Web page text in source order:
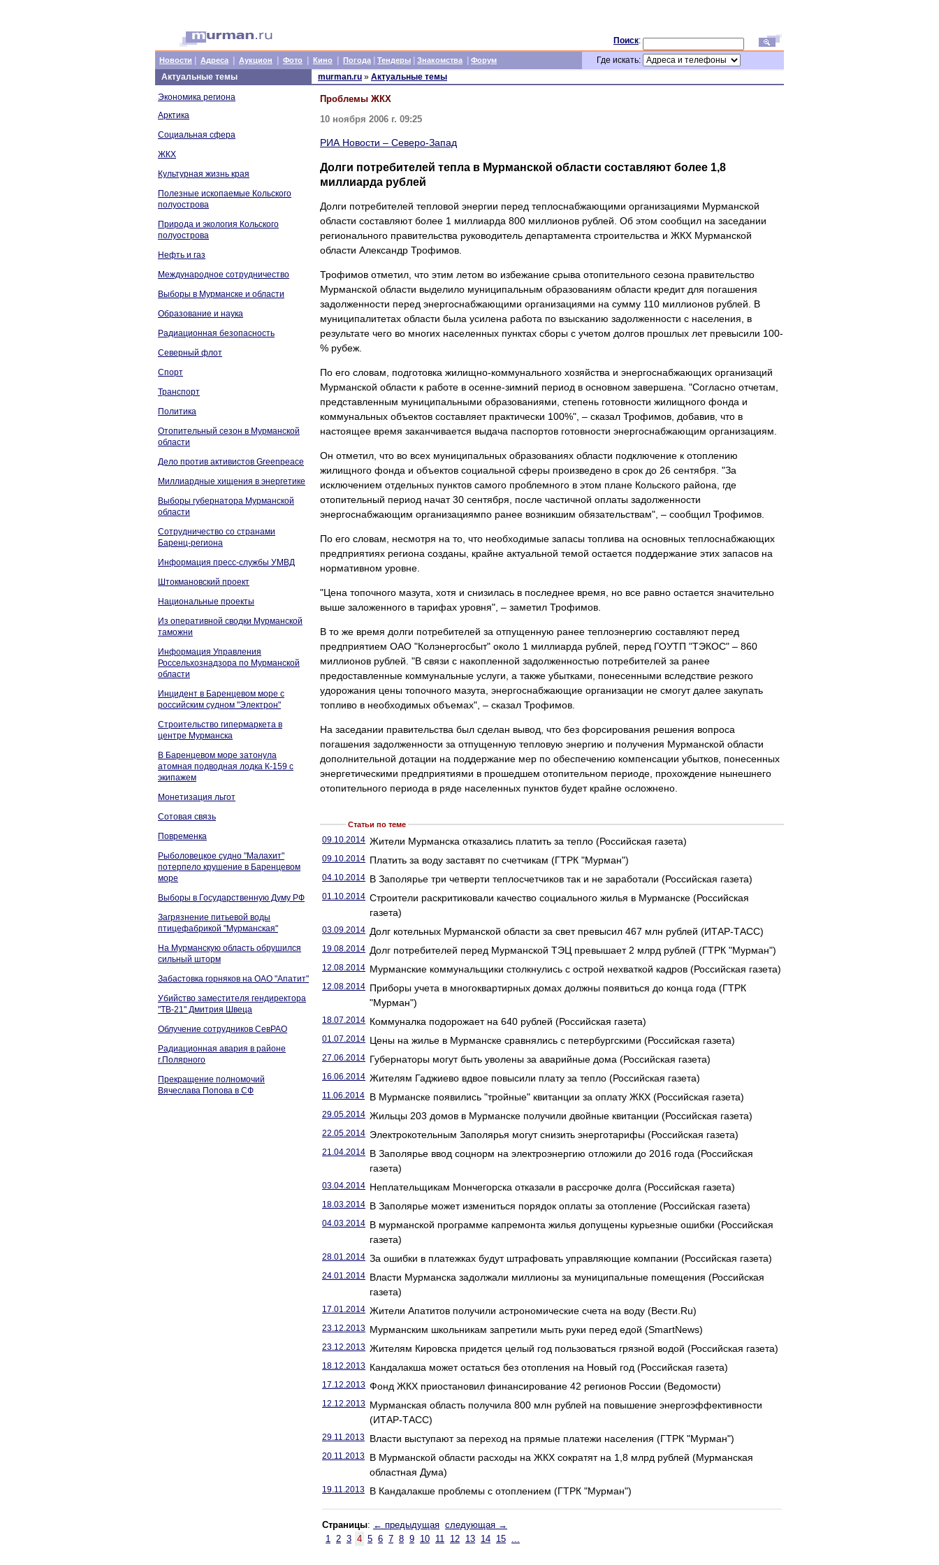
Поиск:
Новости Адреса Аукцион Фото Кино Погода Тендеры Знакомства Форум
Где искать:
Актуальные темы
Экономика региона
Арктика
Социальная сфера
ЖКХ
Культурная жизнь края
Полезные ископаемые Кольского
полуострова
Природа и экология Кольского
полуострова
Нефть и газ
Международное сотрудничество
Выборы в Мурманске и области
Образование и наука
Радиационная безопасность
Северный флот
Спорт
Транспорт
Политика
Отопительный сезон в Мурманской
области
Дело против активистов Greenpeace
Миллиардные хищения в энергетике
Выборы губернатора Мурманской
области
Сотрудничество со странами
Баренц-региона
Информация пресс-службы УМВД
Штокмановский проект
Национальные проекты
Из оперативной сводки Мурманской
таможни
Информация Управления
Россельхознадзора по Мурманской
области
Инцидент в Баренцевом море с
российским судном "Электрон"
Строительство гипермаркета в
центре Мурманска
В Баренцевом море затонула
атомная подводная лодка К-159 с
экипажем
Монетизация льгот
Сотовая связь
Повременка
Рыболовецкое судно "Малахит"
потерпело крушение в Баренцевом
море
Выборы в Государственную Думу РФ
Загрязнение питьевой воды
птицефабрикой "Мурманская"
На Мурманскую область обрушился
сильный шторм
Забастовка горняков на ОАО "Апатит"
Убийство заместителя гендиректора
"ТВ-21" Дмитрия Швеца
Облучение сотрудников СевРАО
Радиационная авария в районе
г.Полярного
Прекращение полномочий
Вячеслава Попова в СФ
murman.ru » Актуальные темы
Проблемы ЖКХ
10 ноября 2006 г. 09:25
РИА Новости – Северо-Запад
Долги потребителей тепла в Мурманской области составляют более 1,8
миллиарда рублей
Долги потребителей тепловой энергии перед теплоснабжающими организациями Мурманской
области составляют более 1 миллиарда 800 миллионов рублей. Об этом сообщил на заседании
регионального правительства руководитель департамента строительства и ЖКХ Мурманской
области Александр Трофимов.
Трофимов отметил, что этим летом во избежание срыва отопительного сезона правительство
Мурманской области выделило муниципальным образованиям области кредит для погашения
задолженности перед энергоснабжающими организациями на сумму 110 миллионов рублей. В
муниципалитетах области была усилена работа по взысканию задолженности с населения, в
результате чего во многих населенных пунктах сборы с учетом долгов прошлых лет превысили 100-
% рубеж.
По его словам, подготовка жилищно-коммунального хозяйства и энергоснабжающих организаций
Мурманской области к работе в осенне-зимний период в основном завершена. "Согласно отчетам,
представленным муниципальными образованиями, степень готовности жилищного фонда и
коммунальных объектов составляет практически 100%", – сказал Трофимов, добавив, что в
настоящее время заканчивается выдача паспортов готовности энергоснабжающим организациям.
Он отметил, что во всех муниципальных образованиях области подключение к отоплению
жилищного фонда и объектов социальной сферы произведено в срок до 26 сентября. "За
исключением отдельных пунктов самого проблемного в этом плане Кольского района, где
отопительный период начат 30 сентября, после частичной оплаты задолженности
энергоснабжающим организациямпо ранее возникшим обязательствам", – сообщил Трофимов.
По его словам, несмотря на то, что необходимые запасы топлива на основных теплоснабжающих
предприятиях региона созданы, крайне актуальной темой остается поддержание этих запасов на
нормативном уровне.
"Цена топочного мазута, хотя и снизилась в последнее время, но все равно остается значительно
выше заложенного в тарифах уровня", – заметил Трофимов.
В то же время долги потребителей за отпущенную ранее теплоэнергию составляют перед
предприятием ОАО "Колэнергосбыт" около 1 миллиарда рублей, перед ГОУТП "ТЭКОС" – 860
миллионов рублей. "В связи с накопленной задолженностью потребителей за ранее
предоставленные коммунальные услуги, а также убытками, понесенными вследствие резкого
удорожания цены топочного мазута, энергоснабжающие организации не смогут далее закупать
топливо в необходимых объемах", – сказал Трофимов.
На заседании правительства был сделан вывод, что без форсирования решения вопроса
погашения задолженности за отпущенную тепловую энергию и получения Мурманской области
дополнительной дотации на поддержание мер по обеспечению компенсации убытков, понесенных
энергетическими предприятиями в прошедшем отопительном периоде, прохождение нынешнего
отопительного периода в ряде населенных пунктов будет крайне осложнено.
Статьи по теме
09.10.2014 Жители Мурманска отказались платить за тепло (Российская газета)
09.10.2014 Платить за воду заставят по счетчикам (ГТРК "Мурман")
04.10.2014 В Заполярье три четверти теплосчетчиков так и не заработали (Российская газета)
01.10.2014 Строители раскритиковали качество социального жилья в Мурманске (Российская
газета)
03.09.2014 Долг котельных Мурманской области за свет превысил 467 млн рублей (ИТАР-ТАСС)
19.08.2014 Долг потребителей перед Мурманской ТЭЦ превышает 2 млрд рублей (ГТРК "Мурман")
12.08.2014 Мурманские коммунальщики столкнулись с острой нехваткой кадров (Российская газета)
12.08.2014 Приборы учета в многоквартирных домах должны появиться до конца года (ГТРК
"Мурман")
18.07.2014 Коммуналка подорожает на 640 рублей (Российская газета)
01.07.2014 Цены на жилье в Мурманске сравнялись с петербургскими (Российская газета)
27.06.2014 Губернаторы могут быть уволены за аварийные дома (Российская газета)
16.06.2014 Жителям Гаджиево вдвое повысили плату за тепло (Российская газета)
11.06.2014 В Мурманске появились "тройные" квитанции за оплату ЖКХ (Российская газета)
29.05.2014 Жильцы 203 домов в Мурманске получили двойные квитанции (Российская газета)
22.05.2014 Электрокотельным Заполярья могут снизить энерготарифы (Российская газета)
21.04.2014 В Заполярье ввод соцнорм на электроэнергию отложили до 2016 года (Российская
газета)
03.04.2014 Неплательщикам Мончегорска отказали в рассрочке долга (Российская газета)
18.03.2014 В Заполярье может измениться порядок оплаты за отопление (Российская газета)
04.03.2014 В мурманской программе капремонта жилья допущены курьезные ошибки (Российская
газета)
28.01.2014 За ошибки в платежках будут штрафовать управляющие компании (Российская газета)
24.01.2014 Власти Мурманска задолжали миллионы за муниципальные помещения (Российская
газета)
17.01.2014 Жители Апатитов получили астрономические счета на воду (Вести.Ru)
23.12.2013 Мурманским школьникам запретили мыть руки перед едой (SmartNews)
23.12.2013 Жителям Кировска придется целый год пользоваться грязной водой (Российская газета)
18.12.2013 Кандалакша может остаться без отопления на Новый год (Российская газета)
17.12.2013 Фонд ЖКХ приостановил финансирование 42 регионов России (Ведомости)
12.12.2013 Мурманская область получила 800 млн рублей на повышение энергоэффективности
(ИТАР-ТАСС)
29.11.2013 Власти выступают за переход на прямые платежи населения (ГТРК "Мурман")
20.11.2013 В Мурманской области расходы на ЖКХ сократят на 1,8 млрд рублей (Мурманская
областная Дума)
19.11.2013 В Кандалакше проблемы с отоплением (ГТРК "Мурман")
Страницы: ← предыдущая следующая →
1 2 3 4 5 6 7 8 9 10 11 12 13 14 15 ...